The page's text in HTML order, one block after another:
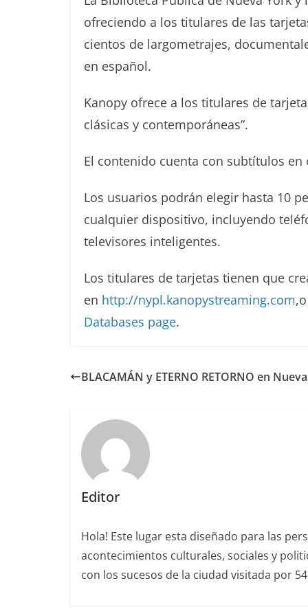
ofreciendo a los titulares de las
cientos de largometrajes,
en español.
Kanopy ofrece a los titulares de
clásicas y contemporáneas”.
El contenido cuenta con subtítulos
Los usuarios podrán elegir hasta 10
cualquier dispositivo, incluyendo
televisores inteligentes.
Los titulares de tarjetas tienen que
en http://nypl.kanopystreaming.com
Databases page.
BLACAMÁN y ETERNO RETORNO en
Editor
Hola! Este lugar esta diseñado para las
acontecimientos culturales, sociales y
con los sucesos de la ciudad visitada por